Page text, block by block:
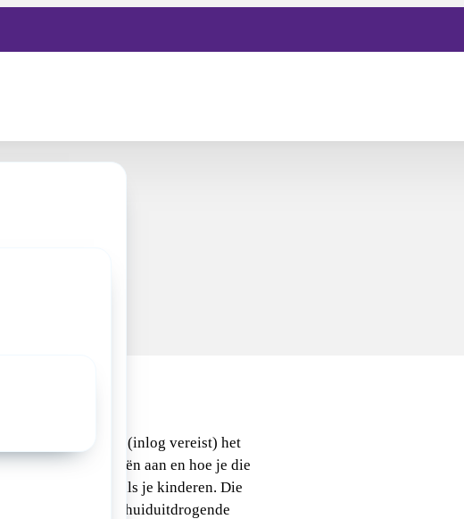
(inlog vereist) het
aantal allergieën aan en hoe je die
bij zowel jezelf als je kinderen. Die
ontstaan door huiduitdrogende